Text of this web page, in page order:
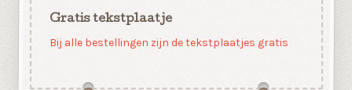
Gratis tekstplaatje
Bij alle bestellingen zijn de tekstplaatjes gratis